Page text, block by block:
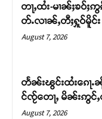
တႃႇထႆး-မၢၼ်ႈၶဝ်ႈ
တ်ႉလၢၼ်ႇတီႈႁူဝ်မိူင်း
August 7, 2026
တႅၼ်းၽွင်းထႆးၵေႃႉ
င်ၸႂ်တေႃႇ မိၼ်းဢွင်ႇ
August 7, 2026